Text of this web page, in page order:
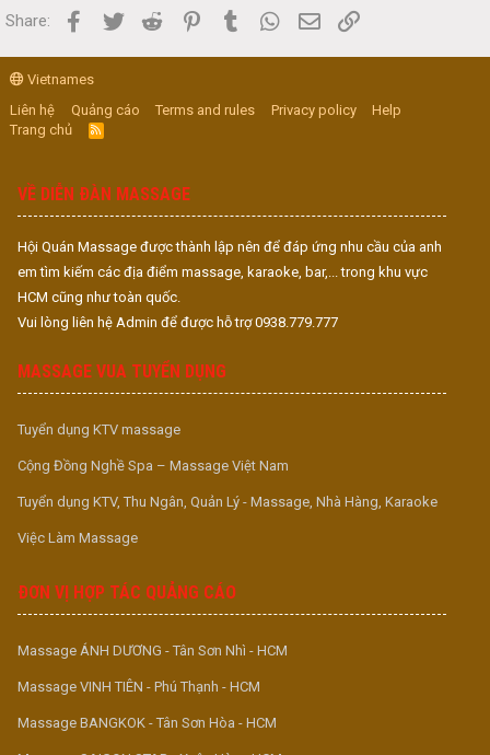
Share: Facebook
Twitter Reddit PinterestTumblr WhatsApp
Email
Vietnames
Liên hệ
Quảng cáo Terms and rules Privacy policy
Help
Trang chủ
R
S
VỀ DIỄN ĐÀN MASSAGE
Hội Quán Massage được thành lập nên để đáp ứng nhu cầu của anh
em tìm kiếm các địa điểm massage, karaoke, bar,... trong khu vực
HCM cũng như toàn quốc.
Vui lòng liên hệ Admin để được hỗ trợ 0938.779.777
MASSAGE VUA TUYỂN DỤNG
Tuyển dụng KTV massage
Cộng Đồng Nghề Spa – Massage Việt Nam
Tuyển dụng KTV, Thu Ngân, Quản Lý - Massage, Nhà Hàng, Karaoke
Việc Làm Massage
ĐƠN VỊ HỢP TÁC QUẢNG CÁO
Massage ÁNH DƯƠNG - Tân Sơn Nhì - HCM
Massage VINH TIÊN - Phú Thạnh - HCM
Massage BANGKOK - Tân Sơn Hòa - HCM